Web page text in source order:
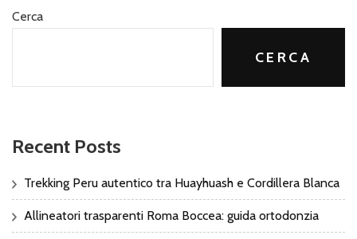
Cerca
CERCA
Recent Posts
Trekking Peru autentico tra Huayhuash e Cordillera Blanca
Allineatori trasparenti Roma Boccea: guida ortodonzia